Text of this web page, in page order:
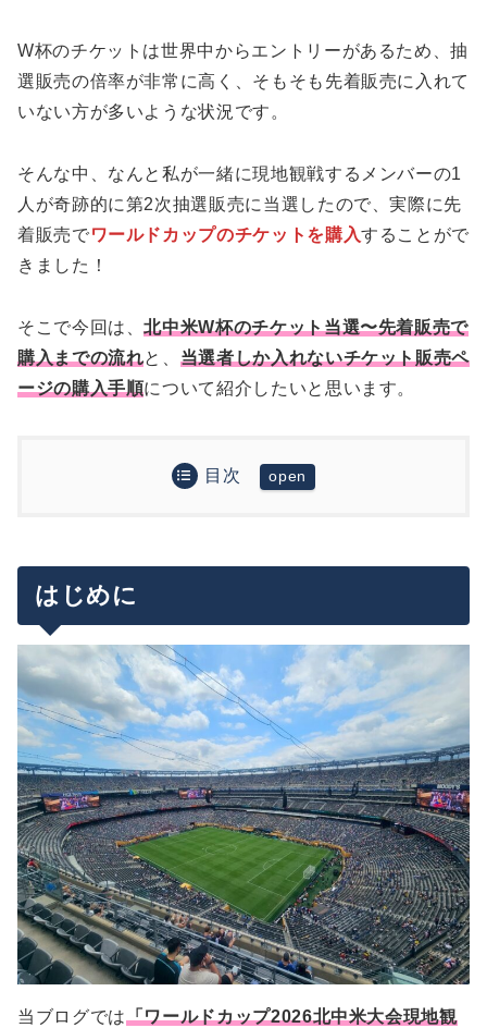
W杯のチケットは世界中からエントリーがあるため、抽
選販売の倍率が非常に高く、そもそも先着販売に入れて
いない方が多いような状況です。
そんな中、なんと私が一緒に現地観戦するメンバーの1
人が奇跡的に第2次抽選販売に当選したので、実際に先
着販売でワールドカップのチケットを購入することがで
きました！
そこで今回は、北中米W杯のチケット当選〜先着販売で
購入までの流れと、 当選者しか入れないチケット販売ペ
ージの購入手順について紹介したいと思います。
目次
現地観戦記録・スタジアム情報プラットフォーム
「FootyBox」もリリース
先着販売当日の流れと購入手順について
購入手順
先着販売に参加してみた感想。実際に買ったチケ
ットは？
まだチャンスは十分ある？今後のチケット販売につ
いて
チケット当選確率を高める方法は？エントリー数
を増やす場合の注意点
まとめ
はじめに
当ブログでは「ワールドカップ2026北中米大会現地観